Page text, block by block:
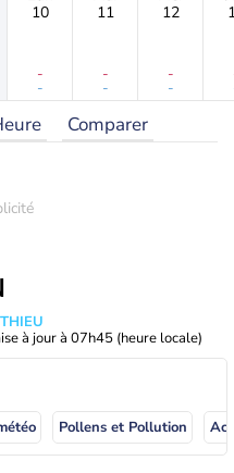
10
-
-
11
-
-
12
-
-
Comparer
à jour à 07h45 (heure locale)
Pollens et Pollution